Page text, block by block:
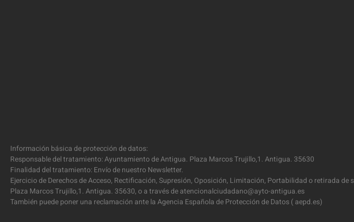
Información básica de protección de datos:
Responsable del tratamiento: Ayuntamiento de Antigua. Plaza Marcos Trujillo,1. Antigua. 35630
Finalidad del tratamiento: Envío de nuestro Newsletter.
Ejercicio de Derechos de Acceso, Rectificación, Supresión, Oposición, Limitación, Portabilidad o retirada
Plaza Marcos Trujillo,1. Antigua. 35630, o a través de atencionalciudadano@ayto-antigua.es
También puede poner una reclamación ante la Agencia Española de Protección de Datos ( aepd.es)